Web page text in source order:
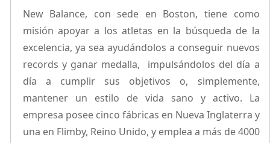
New Balance, con sede en Boston, tiene como
misión apoyar a los atletas en la búsqueda de la
excelencia, ya sea ayudándolos a conseguir nuevos
records y ganar medalla, impulsándolos del día a
día a cumplir sus objetivos o, simplemente,
mantener un estilo de vida sano y activo. La
empresa posee cinco fábricas en Nueva Inglaterra y
una en Flimby, Reino Unido, y emplea a más de 4000